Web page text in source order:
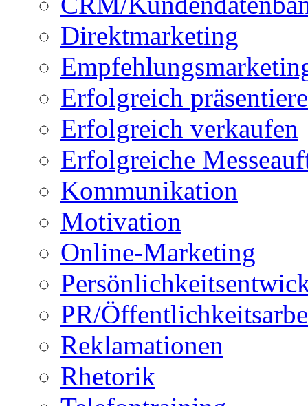
Direktmarketing
Erfolgreich
Erfolgreich verkaufen
Erfolgreiche
Kommunikation
Motivation
Online-Marketing
PR/
Reklamationen
Rhetorik